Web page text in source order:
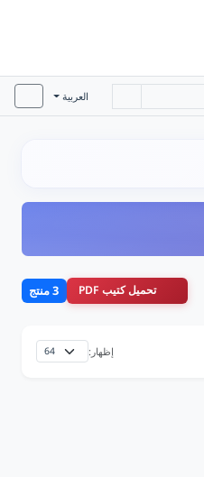
العربية
تحميل كتيب PDF 3 منتج
إظهار: